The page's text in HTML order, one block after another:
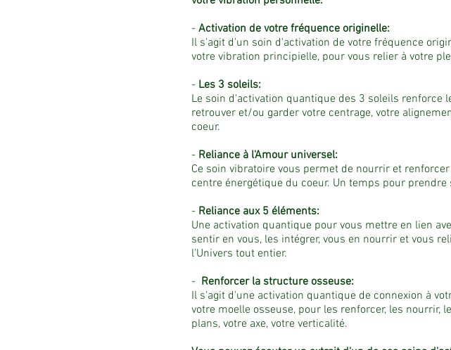
- Activation de votre fréquence originelle:
Il s'agit d'un soin d'activation de votre fréquence
votre vibration principielle, pour vous relier à votre
- Les 3 soleils:
Le soin d'activation quantique des 3 soleils renforce
retrouver et/ou garder votre centrage, votre
coeur.
- Reliance à l'Amour universel:
Ce soin vibratoire vous permet de nourrir et
centre énergétique du coeur. Un temps pour
- Reliance aux 5 éléments:
Une activation quantique pour vous mettre en lien
sentir en vous, les intégrer, vous en nourrir et vous
l'Univers tout entier.
- Renforcer la structure osseuse:
Il s'agit d'une activation quantique de connexion à
votre moelle osseuse, pour les renforcer, les
plans, votre axe, votre verticalité.